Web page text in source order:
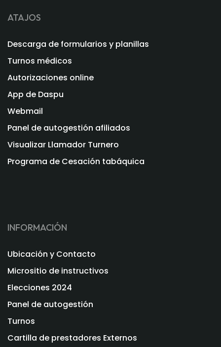
ATAJOS
Descarga de formularios y planillas
Turnos médicos
Autorizaciones online
App de Daspu
Webmail
Panel de autogestión afiliados
Visualizar Llamador Turnero
Programa de Cesación tabáquica
INFORMACIÓN
Ubicación y Contacto
Micrositio de instructivos
Elecciones 2024
Panel de autogestión
Turnos
Cartilla de prestadores Externos